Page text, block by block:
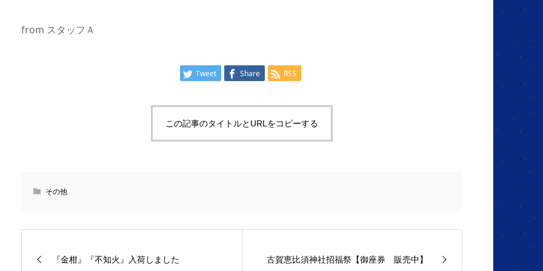
from スタッフＡ
Tweet Share RSS
この記事のタイトルとURLをコピーする
その他
『金柑』『不知火』入荷しました 古賀恵比須神社招福祭【御座券 販売中】